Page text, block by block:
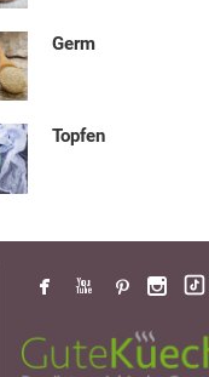
Germ
Topfen